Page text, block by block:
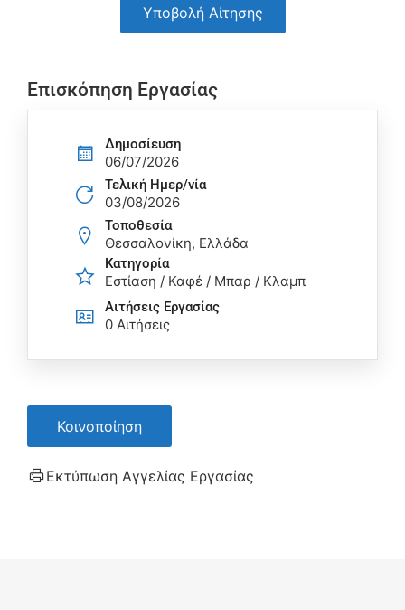
Υποβολή Αίτησης
Επισκόπηση Εργασίας
Δημοσίευση
06/07/2026
Τελική Ημερ/νία
03/08/2026
Τοποθεσία
Θεσσαλονίκη, Ελλάδα
Κατηγορία
Εστίαση / Καφέ / Μπαρ / Κλαμπ
Αιτήσεις Eργασίας
0 Αιτήσεις
Κοινοποίηση
Εκτύπωση Αγγελίας Εργασίας